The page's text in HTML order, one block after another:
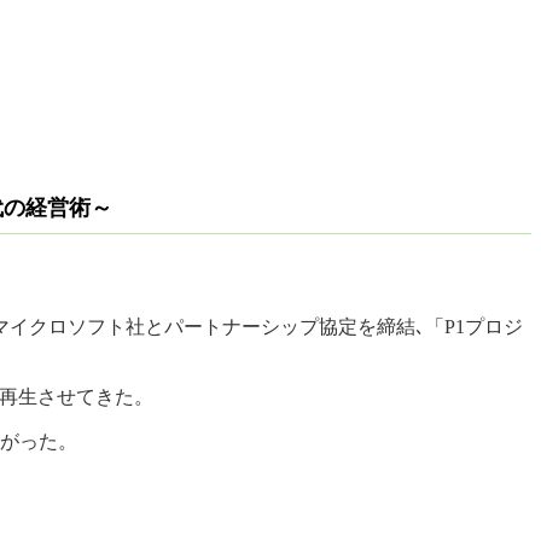
経営術～
クロソフト社とパートナーシップ協定を締結､「P1プロジ
生させてきた。
った。